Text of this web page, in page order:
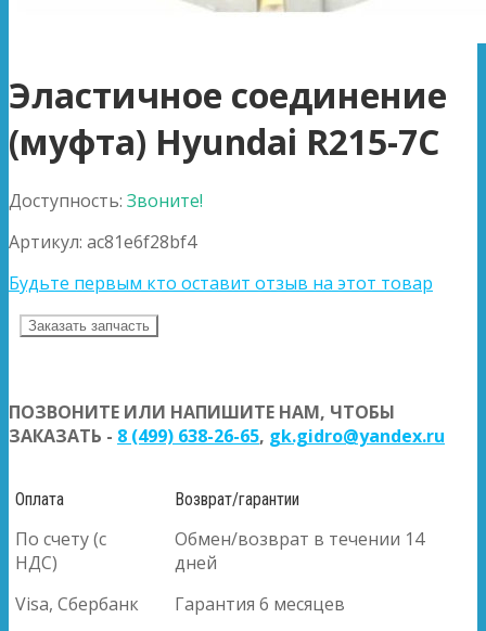
Эластичное соединение
(муфта) Hyundai R215-7C
Доступность: Звоните!
Артикул: ac81e6f28bf4
Будьте первым кто оставит отзыв на этот товар
Заказать запчасть
ПОЗВОНИТЕ ИЛИ НАПИШИТЕ НАМ, ЧТОБЫ
ЗАКАЗАТЬ - 8 (499) 638-26-65, gk.gidro@yandex.ru
Оплата
По счету (с
НДС)
Visa, Сбербанк
Возврат/гарантии
Обмен/возврат в течении 14
дней
Гарантия 6 месяцев